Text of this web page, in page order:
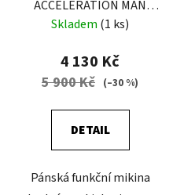
ACCELERATION MAN
GALAXY
Skladem (1 ks)
4 130 Kč
5 900 Kč (–30 %)
DETAIL
Pánská funkční mikina